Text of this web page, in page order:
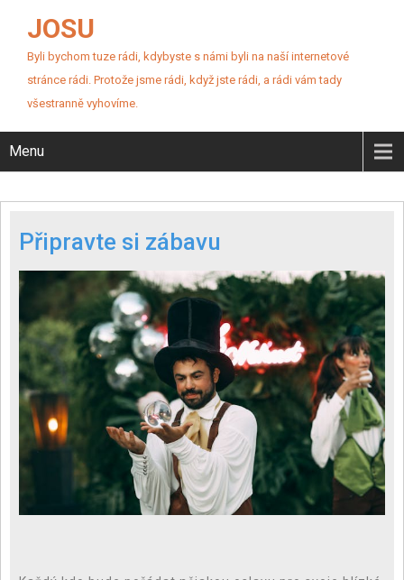
JOSU
Byli bychom tuze rádi, kdybyste s námi byli na naší internetové
stránce rádi. Protože jsme rádi, když jste rádi, a rádi vám tady
všestranně vyhovíme.
Menu
Připravte si zábavu